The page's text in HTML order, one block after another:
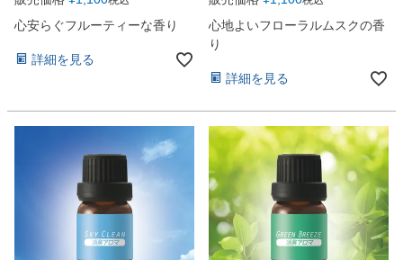
心安らぐフルーティーな香り
詳細を見る
心地よいフローラルムスクの香
り
詳細を見る